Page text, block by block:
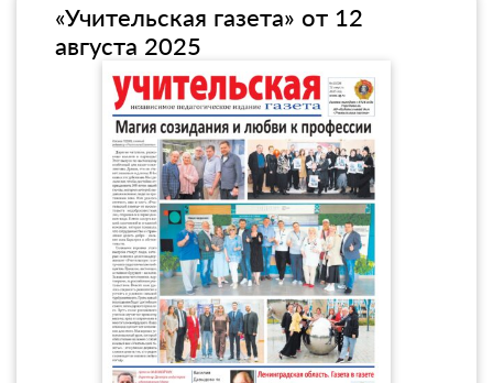
«Учительская газета» от 12
августа 2025